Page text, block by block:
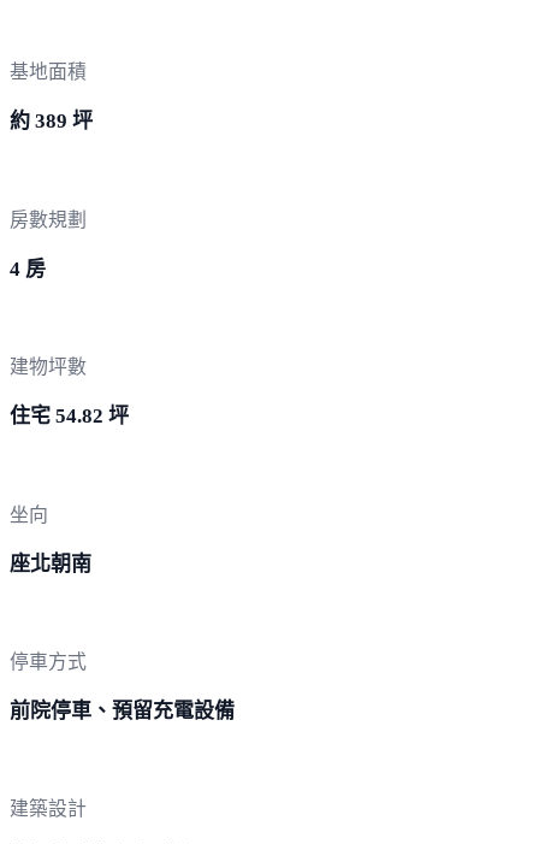
基地面積
約 389 坪
房數規劃
4 房
建物坪數
住宅 54.82 坪
坐向
座北朝南
停車方式
前院停車、預留充電設備
建築設計